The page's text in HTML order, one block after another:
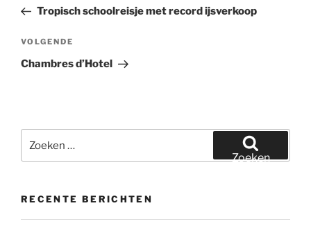
bericht
Tropisch schoolreisje met record ijsverkoop
Volgend
bericht
VOLGENDE
Chambres d’Hotel
naar:
Zoeken
RECENTE BERICHTEN